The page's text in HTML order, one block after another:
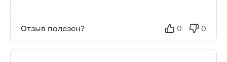
Отзыв полезен? 0 0